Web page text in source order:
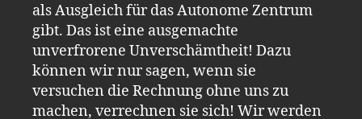
als Ausgleich für das Autonome Zentrum
gibt. Das ist eine ausgemachte
unverfrorene Unverschämtheit! Dazu
können wir nur sagen, wenn sie
versuchen die Rechnung ohne uns zu
machen, verrechnen sie sich! Wir werden